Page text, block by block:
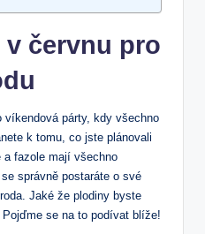
červnu pro
párty, kdy všechno
k tomu, co jste plánovali
a fazole mají všechno
správně postaráte o své
Jaké že plodiny byste
se na to podívat blíže!